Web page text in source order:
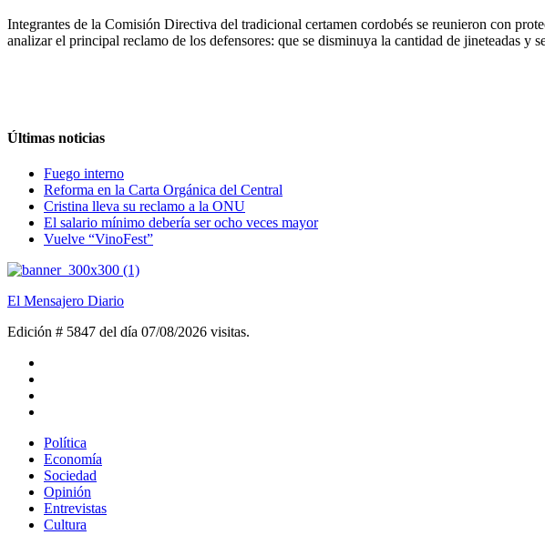
Integrantes de la Comisión Directiva del tradicional certamen cordobés se reunieron con
analizar el principal reclamo de los defensores: que se disminuya la cantidad de jineteadas y
Últimas noticias
Fuego interno
Reforma en la Carta Orgánica del Central
Cristina lleva su reclamo a la ONU
El salario mínimo debería ser ocho veces mayor
Vuelve “VinoFest”
El Mensajero Diario
Edición # 5847 del día 07/08/2026 visitas.
Política
Economía
Sociedad
Opinión
Entrevistas
Cultura